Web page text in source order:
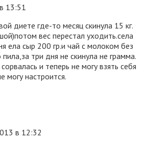
13:51
диете где-то месяц скинула 15 кг.
вес перестал уходить.села
ела сыр 200 гр.и чай с молоком без
пила,за три дня не скинула не грамма.
и теперь не могу взять себя
могу настроится.
в 12:32